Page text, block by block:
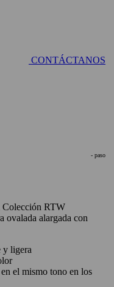
CONTÁCTANOS
- paso
Colección RTW
ovalada alargada con
y ligera
el mismo tono en los